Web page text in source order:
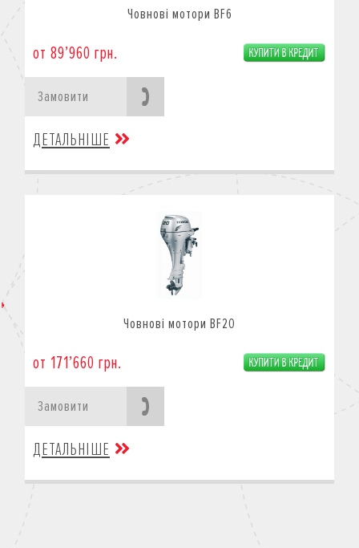
Човнові мотори BF6
от 89’960 грн.
Замовити
ДЕТАЛЬНІШЕ
Човнові мотори BF20
от 171’660 грн.
Замовити
ДЕТАЛЬНІШЕ